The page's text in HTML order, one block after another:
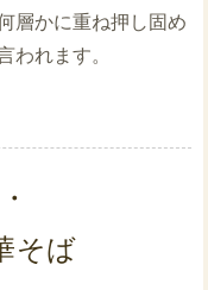
層かに重ね押し固め
われます。
そば